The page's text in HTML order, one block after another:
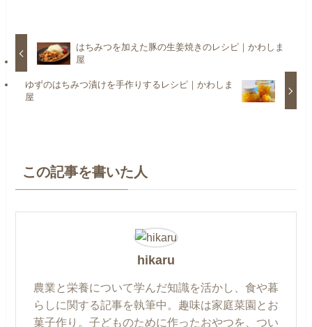
はちみつを加えた豚の生姜焼きのレシピ｜かわしま
屋
ゆずのはちみつ漬けを手作りするレシピ｜かわしま
屋
この記事を書いた人
hikaru
農業と栄養について学んだ知識を活かし、食や暮
らしに関する記事を執筆中。趣味は家庭菜園とお
菓子作り。子どものために作ったおやつを、つい